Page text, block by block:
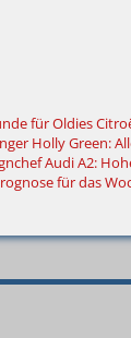
für Oldies
Holly Green:
Audi A2:
für das